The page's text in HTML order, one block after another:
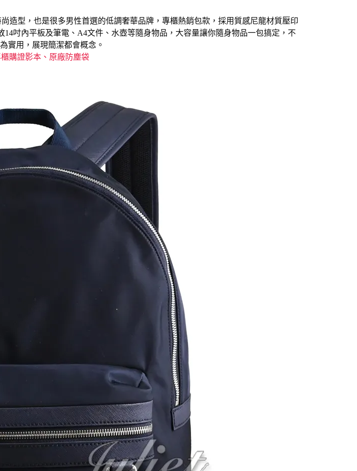
造型，也是很多男性首選的低調奢華品牌，專櫃熱銷包款，採用質感尼龍材質壓印
14吋內平板及筆電、 A4文件、水壺等隨身物品 ， 大容量讓你隨身物品一包搞定 ，不
實用， 展現簡潔都會概念。
購證影本、原廠防塵袋